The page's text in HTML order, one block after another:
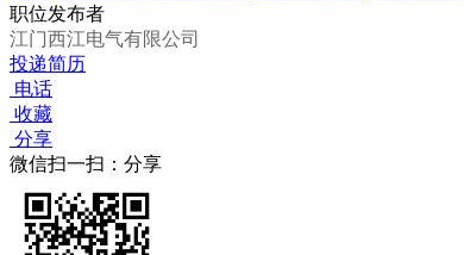
职位发布者
江门西江电气有限公司
投递简历
电话
收藏
分享
微信扫一扫：分享